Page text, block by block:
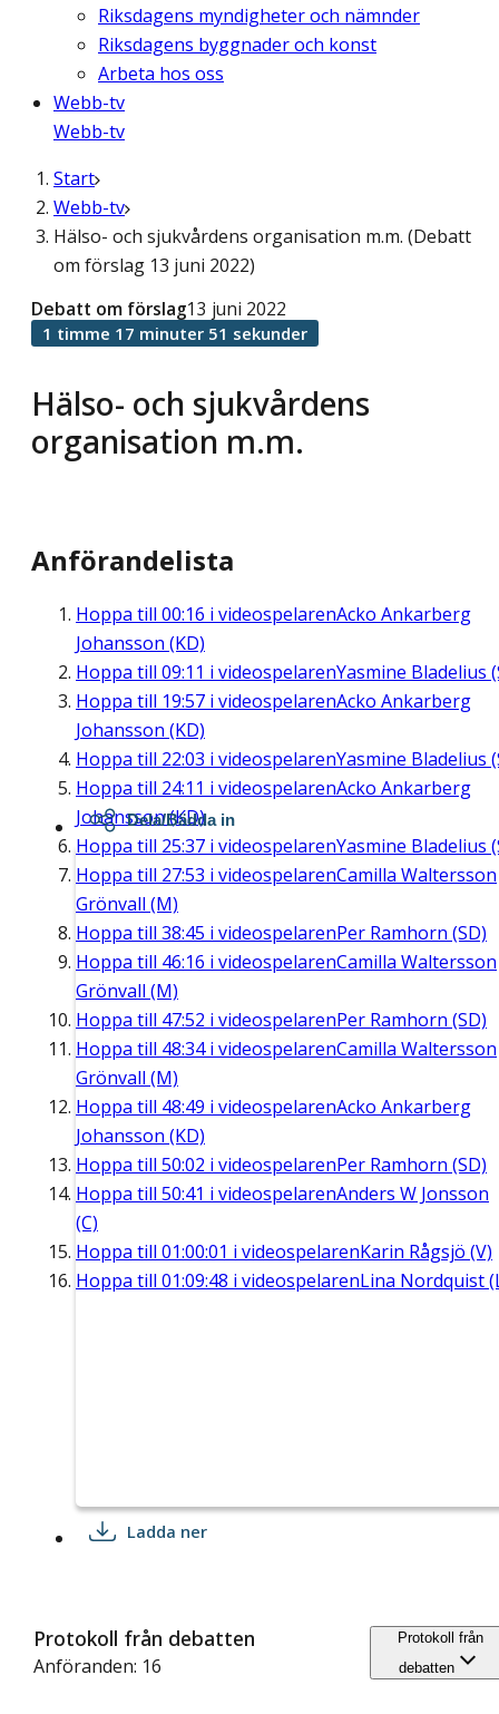
Riksdagens myndigheter och nämnder
Riksdagens byggnader och konst
Arbeta hos oss
Webb-tv
Webb-tv
Start
Webb-tv
Hälso- och sjukvårdens organisation m.m. (Debatt
om förslag 13 juni 2022)
Hälso- och sjukvårdens
organisation m.m.
Debatt om förslag13 juni 2022
1 timme 17 minuter 51 sekunder
Anförandelista
Hoppa till 00:16 i videospelarenAcko Ankarberg
Johansson (KD)
Hoppa till 09:11 i videospelarenYasmine Bladelius
Hoppa till 19:57 i videospelarenAcko Ankarberg
Johansson (KD)
Hoppa till 22:03 i videospelarenYasmine Bladelius
Hoppa till 24:11 i videospelarenAcko Ankarberg
Johansson (KD)
Hoppa till 25:37 i videospelarenYasmine Bladelius
Hoppa till 27:53 i videospelarenCamilla Waltersson
Grönvall (M)
Hoppa till 38:45 i videospelarenPer Ramhorn (SD)
Hoppa till 46:16 i videospelarenCamilla Waltersson
Grönvall (M)
Hoppa till 47:52 i videospelarenPer Ramhorn (SD)
Hoppa till 48:34i videospelarenCamilla Waltersson
Grönvall (M)
Hoppa till 48:49 i videospelarenAcko Ankarberg
Johansson (KD)
Hoppa till 50:02 i videospelarenPer Ramhorn (SD)
Hoppa till 50:41 i videospelarenAnders W Jonsson
(C)
Hoppa till 01:00:01 i videospelarenKarin Rågsjö (V)
Hoppa till 01:09:48 i videospelarenLina Nordquist
Dela/Bädda in
Ladda ner
Protokoll från debatten
Anföranden: 16
Protokoll från
debatten